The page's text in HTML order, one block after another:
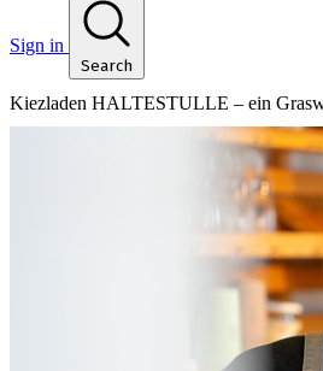
Sign in
Search
Kiezladen HALTESTULLE – ein